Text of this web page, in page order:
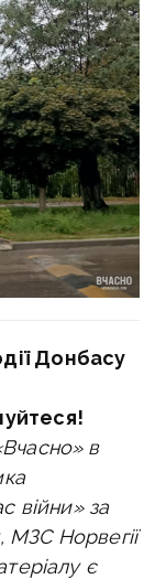
Донбасу
в
війни» за
МЗС Норвегії
є